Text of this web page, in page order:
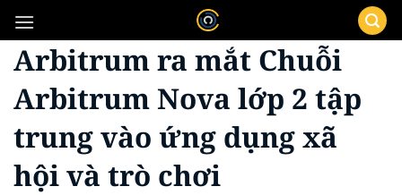
qua
nội
Arbitrum ra mắt Chuỗi
Arbitrum Nova lớp 2 tập
trung vào ứng dụng xã
hội và trò chơi